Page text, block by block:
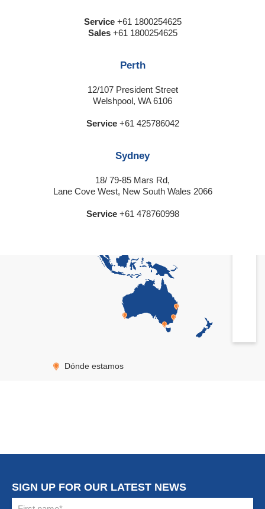
Service +61 1800254625
Sales +61 1800254625
Perth
12/107 President Street
Welshpool, WA 6106
Service +61 425786042
Sydney
18/ 79-85 Mars Rd,
Lane Cove West, New South Wales 2066
Service +61 478760998
Dónde estamos
SIGN UP FOR OUR LATEST NEWS